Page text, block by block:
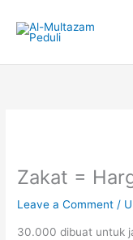
content
Zakat =
Leave a Comment /
30.000 dibuat untuk